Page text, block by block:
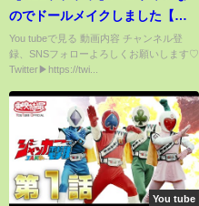
のでドールメイクしました【ロ
リータ】
You tubeで見る 動画内容 チャンネル登
録、SNSフォローよろしくお願いします♡
Twitter▶https://twi...
You tube